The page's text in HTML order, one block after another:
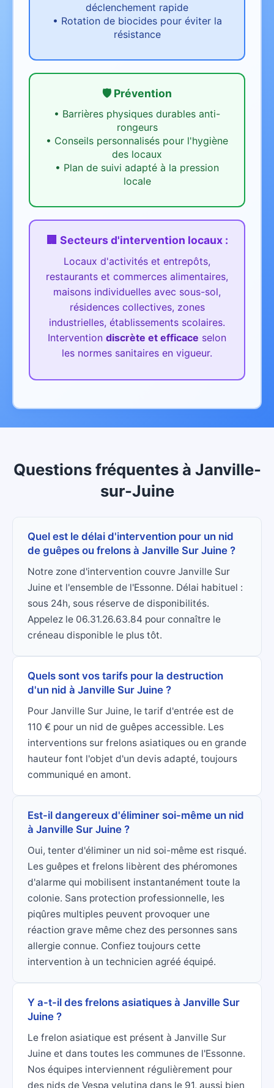
déclenchement rapide
• Rotation de biocides pour éviter la
résistance
🛡️ Prévention
• Barrières physiques durables anti-
rongeurs
• Conseils personnalisés pour l'hygiène
des locaux
• Plan de suivi adapté à la pression
locale
🏢 Secteurs d'intervention locaux :
Locaux d'activités et entrepôts,
restaurants et commerces alimentaires,
maisons individuelles avec sous-sol,
résidences collectives, zones
industrielles, établissements scolaires.
Intervention discrète et efficace selon
les normes sanitaires en vigueur.
Questions fréquentes à Janville-
sur-Juine
Quel est le délai d'intervention pour un nid
de guêpes ou frelons à Janville Sur Juine ?
Notre zone d'intervention couvre Janville Sur
Juine et l'ensemble de l'Essonne. Délai habituel :
sous 24h, sous réserve de disponibilités.
Appelez le 06.31.26.63.84 pour connaître le
créneau disponible le plus tôt.
Quels sont vos tarifs pour la destruction
d'un nid à Janville Sur Juine ?
Pour Janville Sur Juine, le tarif d'entrée est de
110 € pour un nid de guêpes accessible. Les
interventions sur frelons asiatiques ou en grande
hauteur font l'objet d'un devis adapté, toujours
communiqué en amont.
Est-il dangereux d'éliminer soi-même un nid
à Janville Sur Juine ?
Oui, tenter d'éliminer un nid soi-même est risqué.
Les guêpes et frelons libèrent des phéromones
d'alarme qui mobilisent instantanément toute la
colonie. Sans protection professionnelle, les
piqûres multiples peuvent provoquer une
réaction grave même chez des personnes sans
allergie connue. Confiez toujours cette
intervention à un technicien agréé équipé.
Y a-t-il des frelons asiatiques à Janville Sur
Juine ?
Le frelon asiatique est présent à Janville Sur
Juine et dans toutes les communes de l'Essonne.
Nos équipes interviennent régulièrement pour
des nids de Vespa velutina dans le 91, aussi bien